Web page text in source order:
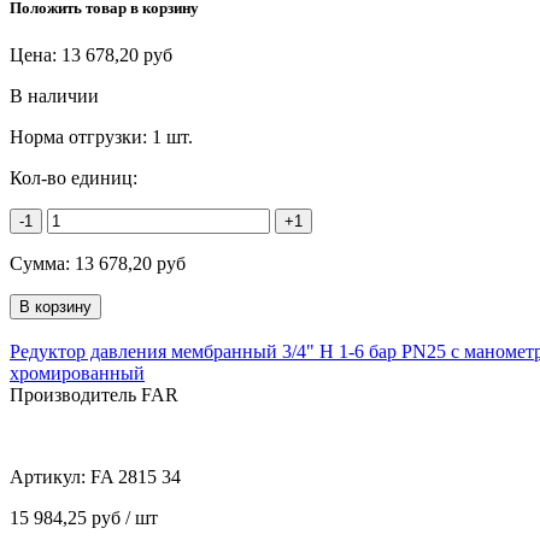
Положить товар в корзину
Цена: 13 678,20 руб
В наличии
Норма отгрузки: 1 шт.
Кол-во единиц:
-1 +1
Сумма: 13 678,20 руб
Редуктор давления мембранный 3/4" Н 1-6 бар PN25 с
хромированный
Производитель FAR
Артикул: FA 2815 34
15 984,25 руб / шт